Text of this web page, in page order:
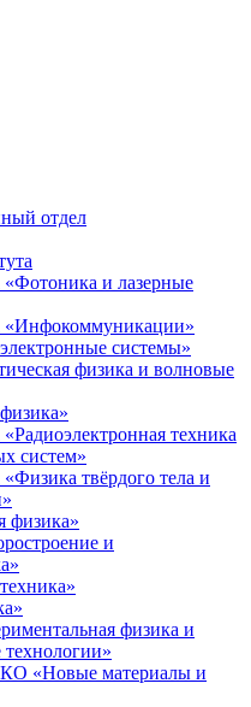
отдел
«Фотоника и лазерные
«Инфокоммуникации»
системы»
физика и волновые
«Радиоэлектронная техника
систем»
«Физика твёрдого тела и
физика»
и
физика и
«Новые материалы и